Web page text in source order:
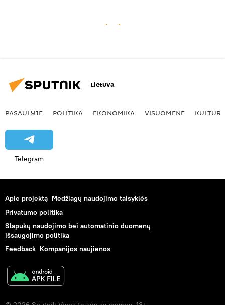
Lietuva
PASAULYJE POLITIKA EKONOMIKA VISUOMENĖ KULTŪRA
Telegram
Apie projektą Medžiagų naudojimo taisyklės
Privatumo politika
Slapukų naudojimo bei automatinio duomenų
išsaugojimo politika
Feedback Kompanijos naujienos